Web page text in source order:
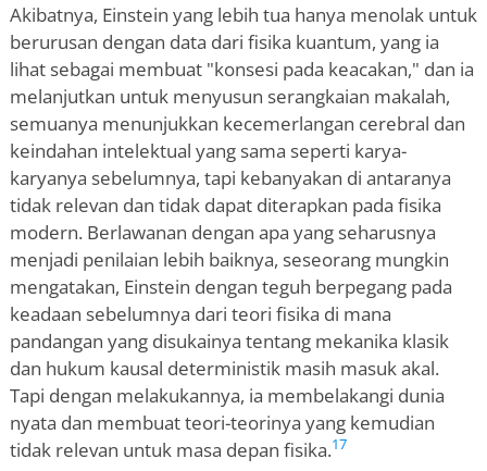
Akibatnya, Einstein yang lebih tua hanya menolak untuk
berurusan dengan data dari fisika kuantum, yang ia
lihat sebagai membuat "konsesi pada keacakan," dan ia
melanjutkan untuk menyusun serangkaian makalah,
semuanya menunjukkan kecemerlangan cerebral dan
keindahan intelektual yang sama seperti karya-
karyanya sebelumnya, tapi kebanyakan di antaranya
tidak relevan dan tidak dapat diterapkan pada fisika
modern. Berlawanan dengan apa yang seharusnya
menjadi penilaian lebih baiknya, seseorang mungkin
mengatakan, Einstein dengan teguh berpegang pada
keadaan sebelumnya dari teori fisika di mana
pandangan yang disukainya tentang mekanika klasik
dan hukum kausal deterministik masih masuk akal.
Tapi dengan melakukannya, ia membelakangi dunia
nyata dan membuat teori-teorinya yang kemudian
tidak relevan untuk masa depan fisika.17